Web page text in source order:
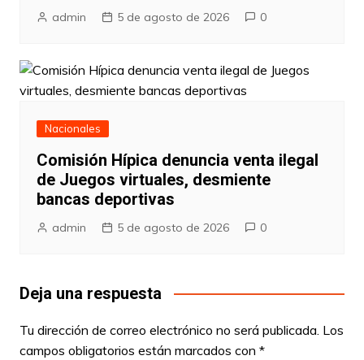
admin 5 de agosto de 2026 0
Nacionales
Comisión Hípica denuncia venta ilegal
de Juegos virtuales, desmiente
bancas deportivas
admin 5 de agosto de 2026 0
Deja una respuesta
Tu dirección de correo electrónico no será publicada. Los
campos obligatorios están marcados con *